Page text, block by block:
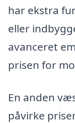
har ekstra
eller
avanceret
prisen for
En anden
påvirke